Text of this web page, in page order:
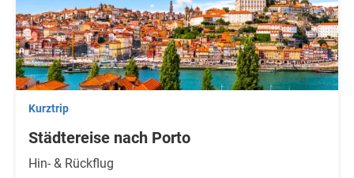
Kurztrip
Städtereise nach Porto
Hin- & Rückflug